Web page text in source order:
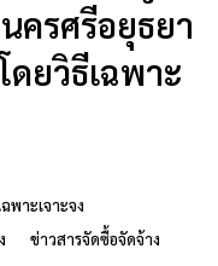
ครศรีอยุธยา
ยวิธีเฉพาะ
ฉพาะเจาะจง
ข่าวสารจัดซื้อจัดจ้าง